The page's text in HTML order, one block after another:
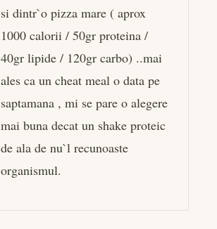
si dintr`o pizza mare ( aprox
1000 calorii / 50gr proteina /
40gr lipide / 120gr carbo) ..mai
ales ca un cheat meal o data pe
saptamana , mi se pare o alegere
mai buna decat un shake proteic
de ala de nu`l recunoaste
organismul.